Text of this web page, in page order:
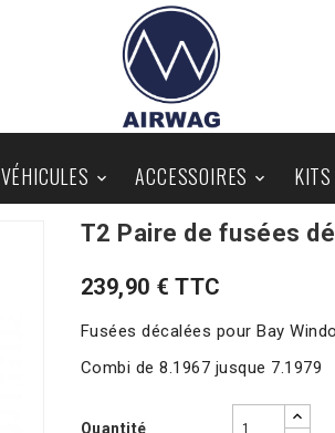

VÉHICULES 
ACCESSOIRES KITS
PIÈCES AU DÉTAIL BLOG
T2 Paire de fusées
239,90 € TTC
Fusées décalées pour Bay
Combi de 8.1967 jusque 7.1979
Quantité